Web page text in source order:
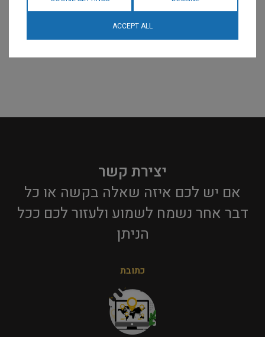
יצירת קשר
אם יש לכם איזה שאלה בקשה או כל
דבר אחר נשמח לשמוע ולעזור לכם ככל
הניתן​
כתובת
ACCEPT ALL